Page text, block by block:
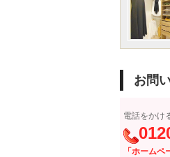
お問
電話をかけ
「ホームペ